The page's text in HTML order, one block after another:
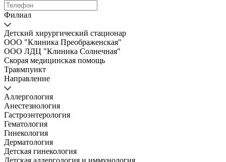
Филиал
Детский хирургический стационар
ООО "Клиника Преображенская"
ООО ЛДЦ "Клиника Солнечная"
Скорая медицинская помощь
Травмпункт
Направление
Аллергология
Анестезиология
Гастроэнтерология
Гематология
Гинекология
Дерматология
Детская гинекология
Детская аллергология и иммунология